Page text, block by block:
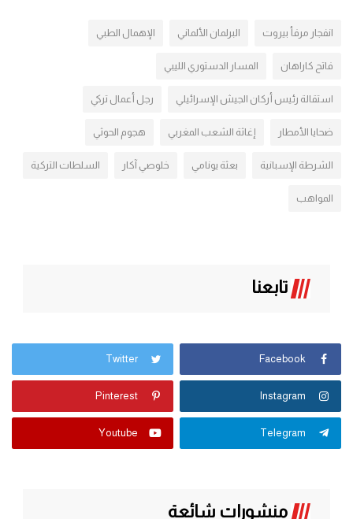
انفجار مرفأ بيروت البرلمان الألماني الإهمال الطبي
فاتح كاراهان المسار الدستوري الليبي
استقالة رئيس أركان الجيش الإسرائيلي رجل أعمال تركي
ضحايا الأمطار إغاثة الشعب المغربي هجوم الحوثي
الشرطة الإسبانية بعثة يونامي خلوصي آكار السلطات التركية
المواهب
تابعنا
Facebook
Twitter
Instagram
Pinterest
Telegram
Youtube
منشورات شائعة